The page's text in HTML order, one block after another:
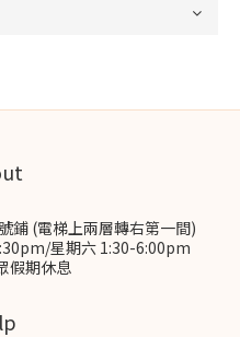
鋪 (電梯上兩層轉右第一間)
星期六 1:30-6:00pm
假期休息